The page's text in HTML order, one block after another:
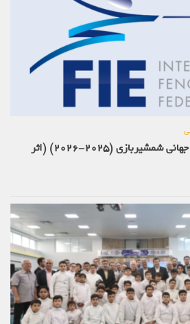
قوانین تکنیکی فدراسیون جهانی شمشیربازی (2025-2026) (اثر